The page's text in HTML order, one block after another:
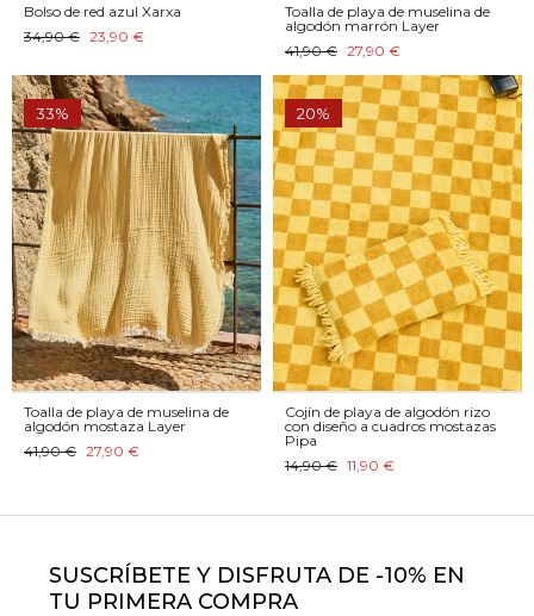
Bolso de red azul Xarxa
34,90 € 23,90 €
Toalla de playa de muselina de
algodón marrón Layer
41,90 € 27,90 €
33%
Toalla de playa de muselina de
algodón mostaza Layer
41,90 € 27,90 €
20%
Cojín de playa de algodón rizo
con diseño a cuadros mostazas
Pipa
14,90 € 11,90 €
SUSCRÍBETE Y DISFRUTA DE -10% EN
TU PRIMERA COMPRA